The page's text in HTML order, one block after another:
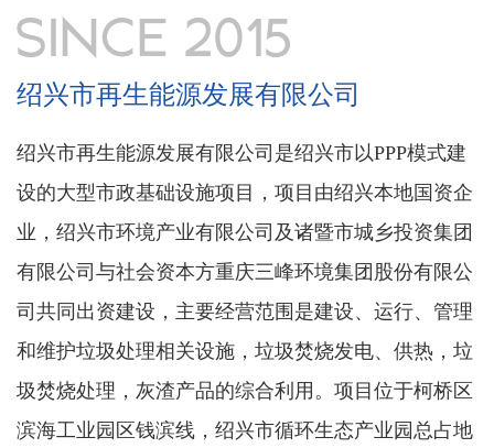
绍兴市再生能源发展有限公司
绍兴市再生能源发展有限公司是绍兴市以PPP模式建
设的大型市政基础设施项目，项目由绍兴本地国资企
业，绍兴市环境产业有限公司及诸暨市城乡投资集团
有限公司与社会资本方重庆三峰环境集团股份有限公
司共同出资建设，主要经营范围是建设、运行、管理
和维护垃圾处理相关设施，垃圾焚烧发电、供热，垃
圾焚烧处理，灰渣产品的综合利用。项目位于柯桥区
滨海工业园区钱滨线，绍兴市循环生态产业园总占地